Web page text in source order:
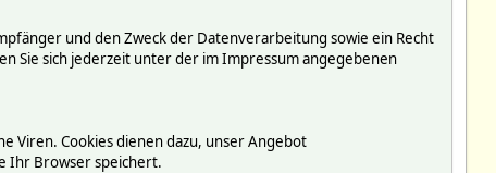
und den Zweck der Datenverarbeitung sowie ein Recht
Sie sich jederzeit unter der im Impressum angegebenen
Viren. Cookies dienen dazu, unser Angebot
Ihr Browser speichert.